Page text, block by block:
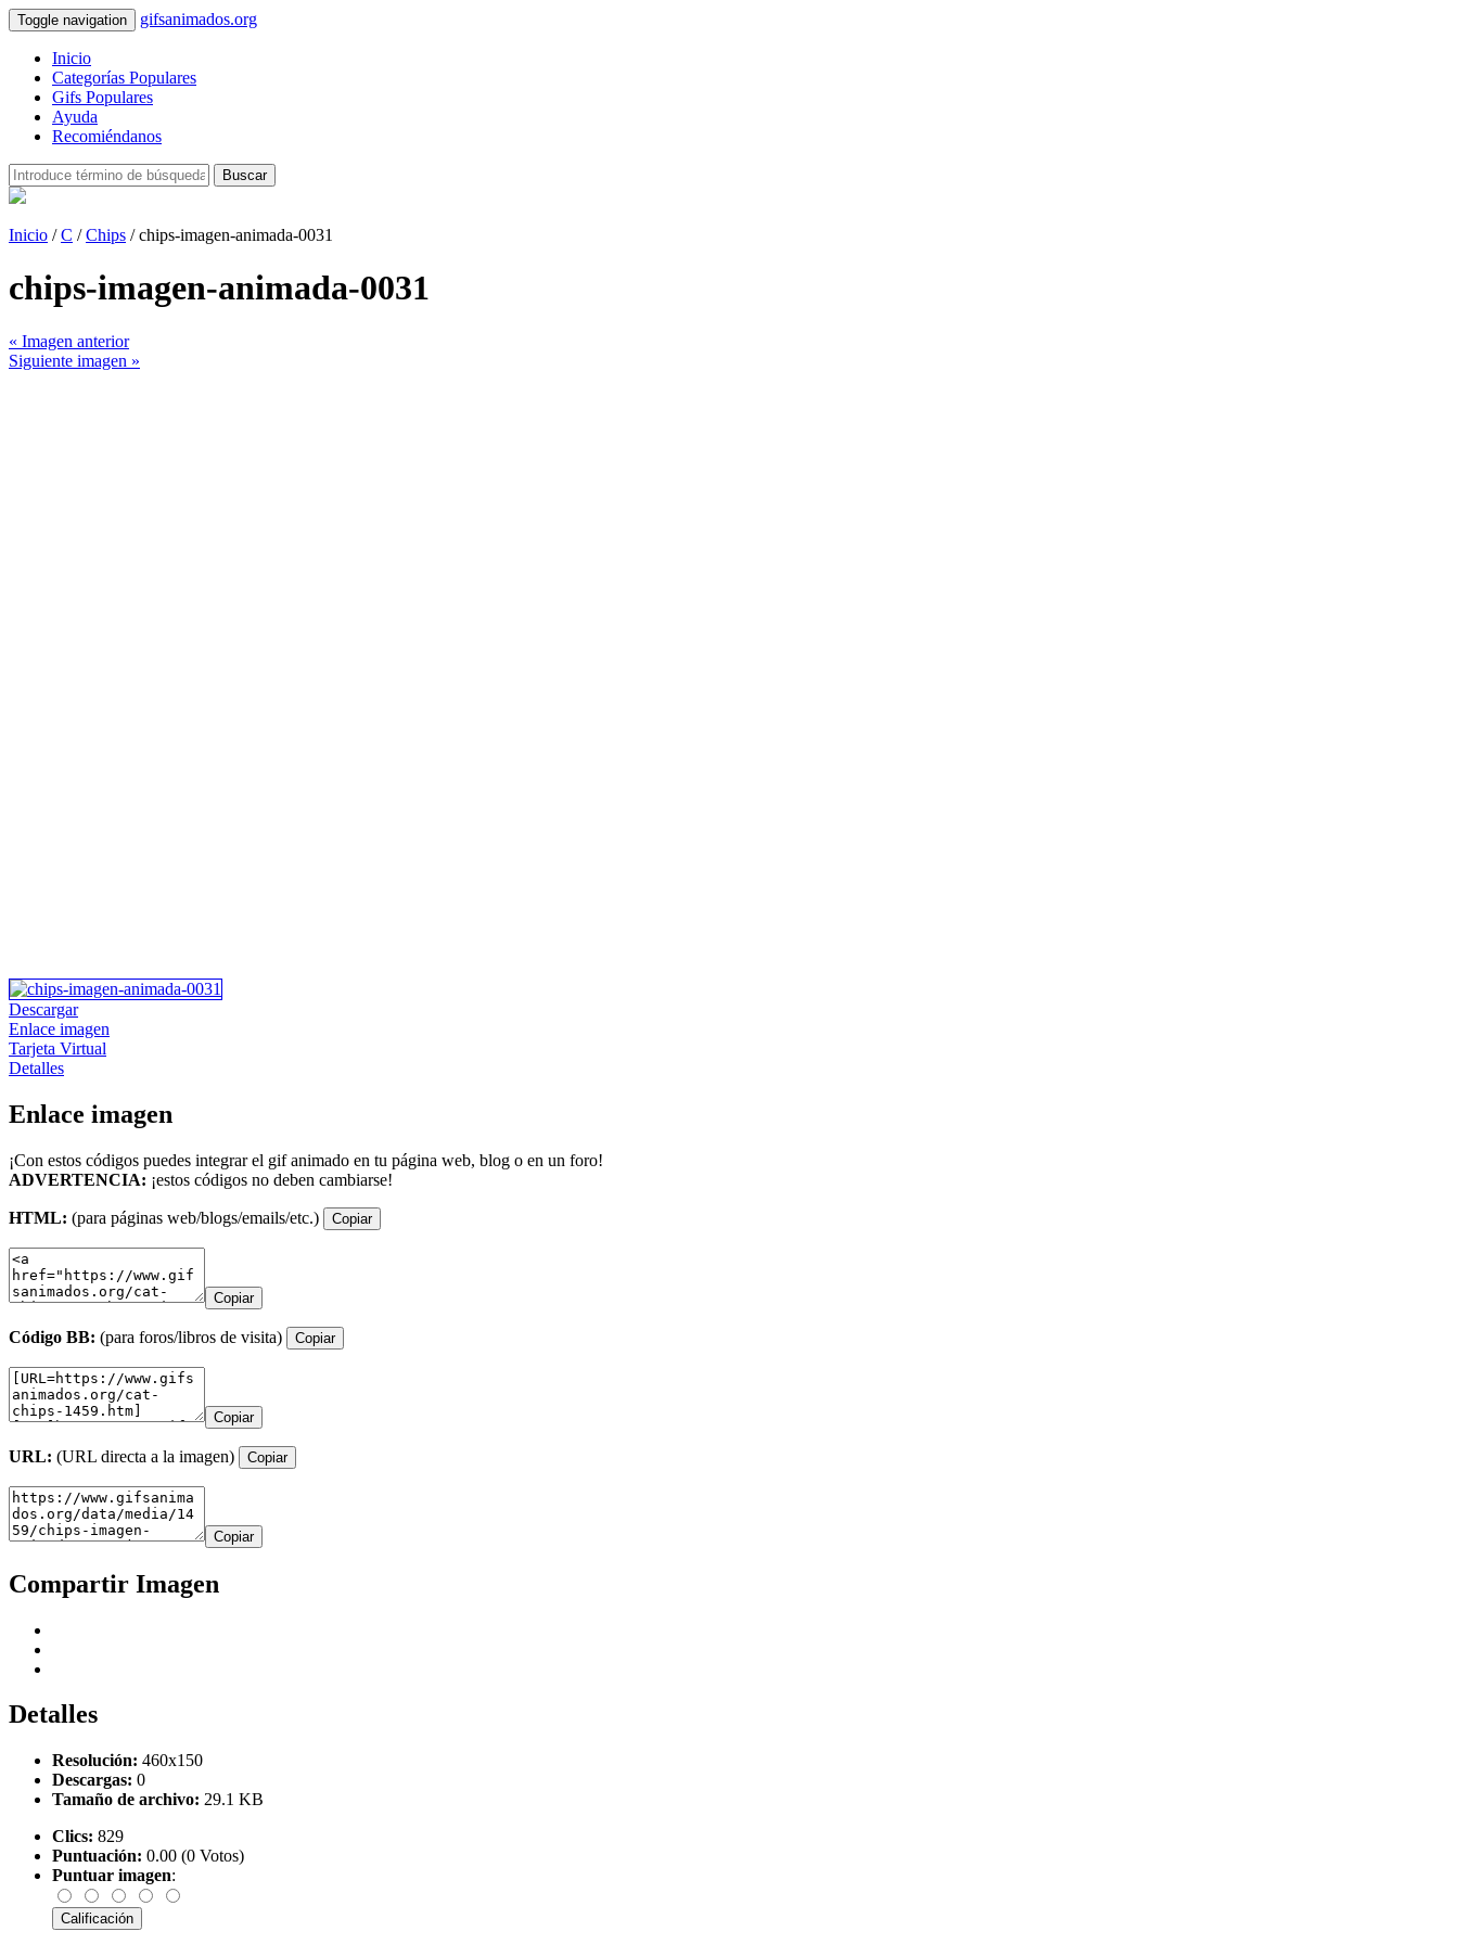
Toggle navigation gifsanimados.org
Inicio
Categorías Populares
Gifs Populares
Ayuda
Recomiéndanos
Buscar
Inicio /C /Chips / chips-imagen-animada-0031
chips-imagen-animada-0031
« Imagen anterior
Siguiente imagen »
Descargar
Enlace imagen
Tarjeta Virtual
Detalles
Enlace imagen
¡Con estos códigos puedes integrar el gif animado en tu página web, blog o en un foro!
ADVERTENCIA: ¡estos códigos no deben cambiarse!
HTML: (para páginas web/blogs/emails/etc.) Copiar
Copiar
Código BB: (para foros/libros de visita) Copiar
Copiar
URL: (URL directa a la imagen) Copiar
Copiar
Compartir Imagen
Detalles
Resolución: 460x150
Descargas: 0
Tamaño de archivo: 29.1 KB
Clics: 829
Puntuación: 0.00 (0 Votos)
Puntuar imagen: